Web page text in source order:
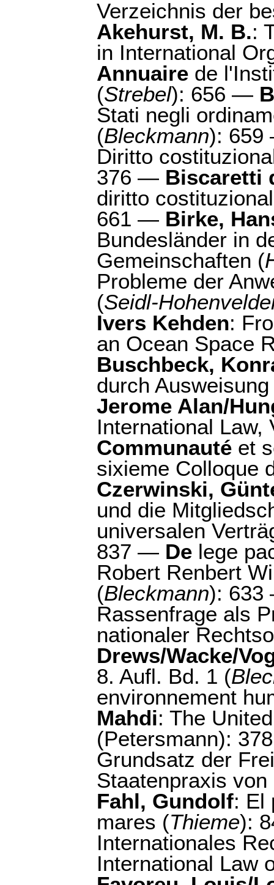
Verzeichnis der
Akehurst, M. B.:
in International
Annuaire de
(Strebel): 656 —
Stati negli
(Bleckmann):
Diritto
376 — Biscaretti
diritto
661 — Birke,
Bundesländer in
Gemeinschaften (
Probleme der
(Seidl-
Ivers Kehden:
an Ocean Space
Buschbeck,
durch
Jerome Alan/
International Law,
Communauté et
sixieme Colloque
Czerwinski,
und die
universalen
837 — De lege
Robert Renbert
(Bleckmann):
Rassenfrage als
nationaler
Drews/Wacke/
8. Aufl. Bd. 1 (
environnement
Mahdi: The
(Petersmann):
Grundsatz der
Staatenpraxis
Fahl, Gundolf: El
mares (Thieme):
Internationales
International Law